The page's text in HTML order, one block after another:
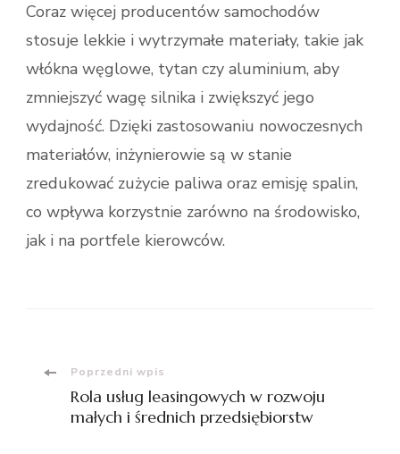
Coraz więcej producentów samochodów
stosuje lekkie i wytrzymałe materiały, takie jak
włókna węglowe, tytan czy aluminium, aby
zmniejszyć wagę silnika i zwiększyć jego
wydajność. Dzięki zastosowaniu nowoczesnych
materiałów, inżynierowie są w stanie
zredukować zużycie paliwa oraz emisję spalin,
co wpływa korzystnie zarówno na środowisko,
jak i na portfele kierowców.
Nawigacja
wpisu
Poprzedni wpis
Rola usług leasingowych w rozwoju
małych i średnich przedsiębiorstw